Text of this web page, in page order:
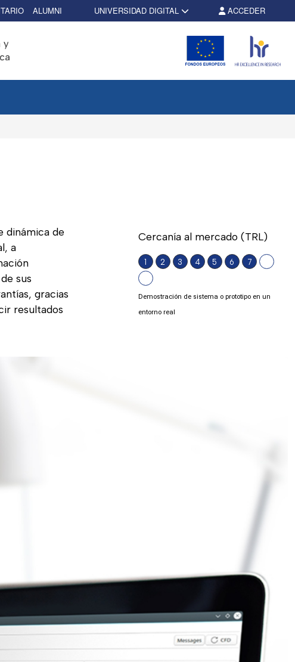
ALUMNI UNIVERSIDAD DIGITAL ACCEDER
dinámica de
a
sus
gracias
resultados
Cercanía al mercado (TRL)
1 2 3 4 5 6 7
Demostración de sistema o prototipo en un
entorno real